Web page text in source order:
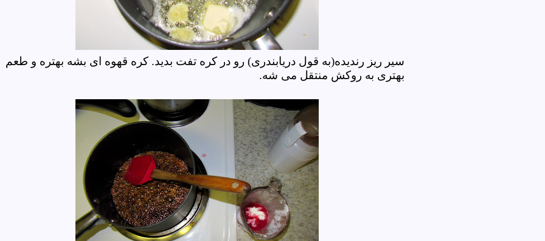
سیر ریز رندیده(به قول دریابندری) رو در کره تفت بدید. کره قهوه ای بشه بهتره و طعم
بهتری به روکش منتقل می شه.